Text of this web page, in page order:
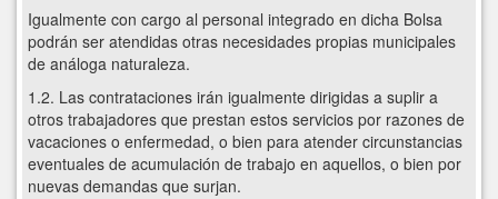
Igualmente con cargo al personal integrado en dicha Bolsa
podrán ser atendidas otras necesidades propias municipales
de análoga naturaleza.
1.2. Las contrataciones irán igualmente dirigidas a suplir a
otros trabajadores que prestan estos servicios por razones de
vacaciones o enfermedad, o bien para atender circunstancias
eventuales de acumulación de trabajo en aquellos, o bien por
nuevas demandas que surjan.